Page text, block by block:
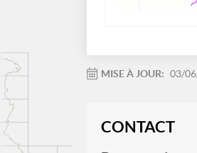
MISE À JOUR: 03/
CONTACT